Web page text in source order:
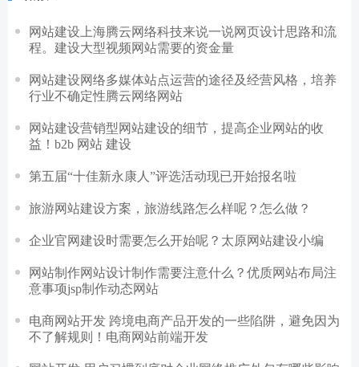
网站建设上海腾云网络科技来说一说网页设计思路和流
程。建设大型视频网站需要的资金量
网站建设网络多媒体站点运营的途径及经营风格，培养
行业不确定性腾云网络网站
网站建设营销型网站建设的细节，提高企业网站的收
益！b2b 网站 建设
第五届“十佳新永康人”评选活动现已开始报名啦
旅游网站建设方案，旅游线路怎么样呢？怎么做？
企业官网建设时需要怎么开始呢？太原网站建设小编
网站制作网站设计制作需要注意什么？优质网站布局注
意事项jsp制作动态网站
电商网站开发 跨境电商产品开发的一些陷阱，避免因为
不了解规则！电商网站前端开发